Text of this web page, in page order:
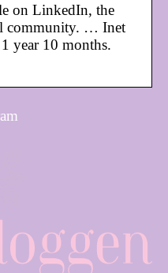
on LinkedIn, the
community. … Inet
year 10 months.